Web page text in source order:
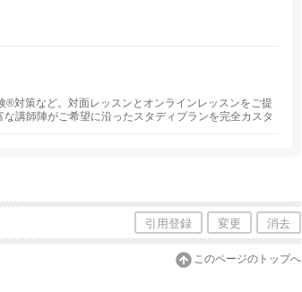
対策など。対面レッスンとオンラインレッスンをご提
講師陣がご希望に沿ったスタディプランを完全カスタ
引用登録 変更 消去
このページのトップへ